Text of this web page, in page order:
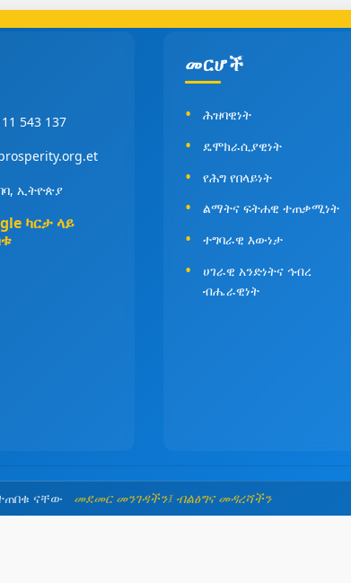
543 137
ኢትዮጵያ
ካርታ ላይ
መርሆች
ሕዝባዊነት
ዴሞክራሲያዊነት
የሕግ የበላይነት
ልማትና ፍትሐዊ ተጠቃሚነት
ተግባራዊ እውነታ
ሀገራዊ አንድነትና ኅብረ
ብሔራዊነት
ናቸው መደመር መንገዳችን፤ ብልፅግና መዳረሻችን